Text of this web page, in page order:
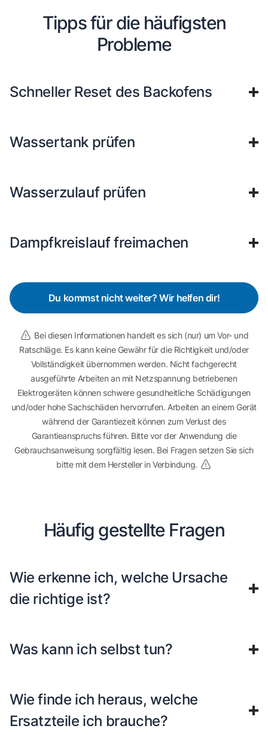
Tipps für die häufigsten
Probleme
Schneller Reset des Backofens
Wassertank prüfen
Wasserzulauf prüfen
Dampfkreislauf freimachen
Du kommst nicht weiter? Wir helfen dir!
Bei diesen Informationen handelt es sich (nur) um Vor- und
Ratschläge. Es kann keine Gewähr für die Richtigkeit und/oder
Vollständigkeit übernommen werden. Nicht fachgerecht
ausgeführte Arbeiten an mit Netzspannung betriebenen
Elektrogeräten können schwere gesundheitliche Schädigungen
und/oder hohe Sachschäden hervorrufen. Arbeiten an einem Gerät
während der Garantiezeit können zum Verlust des
Garantieanspruchs führen. Bitte vor der Anwendung die
Gebrauchsanweisung sorgfältig lesen. Bei Fragen setzen Sie sich
bitte mit dem Hersteller in Verbindung.
Häufig gestellte Fragen
Wie erkenne ich, welche Ursache
die richtige ist?
Was kann ich selbst tun?
Wie finde ich heraus, welche
Ersatzteile ich brauche?